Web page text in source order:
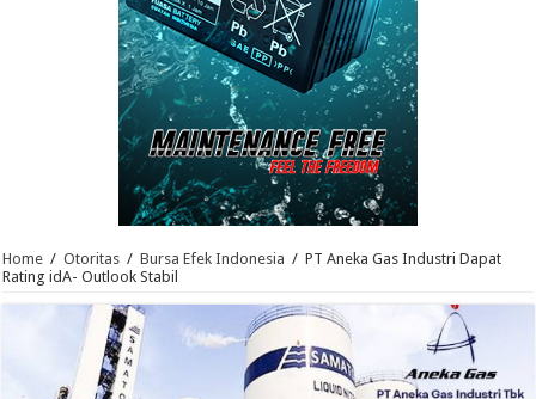
Home / Otoritas / Bursa Efek Indonesia / PT Aneka Gas Industri Dapat
Rating idA- Outlook Stabil